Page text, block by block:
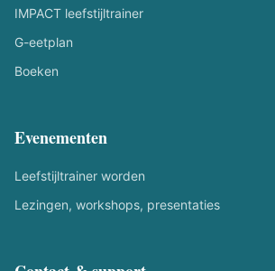
IMPACT leefstijltrainer
G-eetplan
Boeken
Evenementen
Leefstijltrainer worden
Lezingen, workshops, presentaties